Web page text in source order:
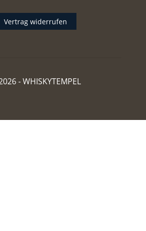
Vertrag widerrufen
-WHISKYTEMPEL